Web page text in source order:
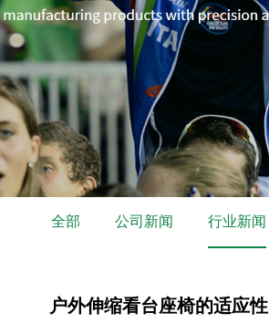
全部 公司新闻 行业新闻
户外伸缩看台座椅的适应性